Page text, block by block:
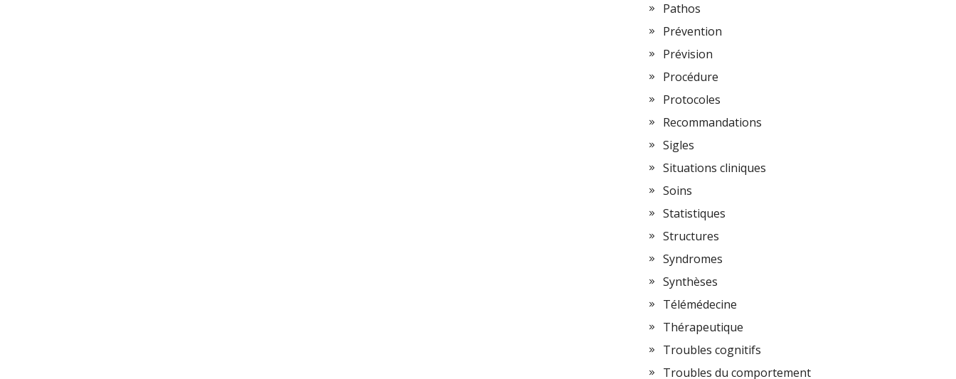
Pathos
Prévention
Prévision
Procédure
Protocoles
Recommandations
Sigles
Situations cliniques
Soins
Statistiques
Structures
Syndromes
Synthèses
Télémédecine
Thérapeutique
Troubles cognitifs
Troubles du comportement